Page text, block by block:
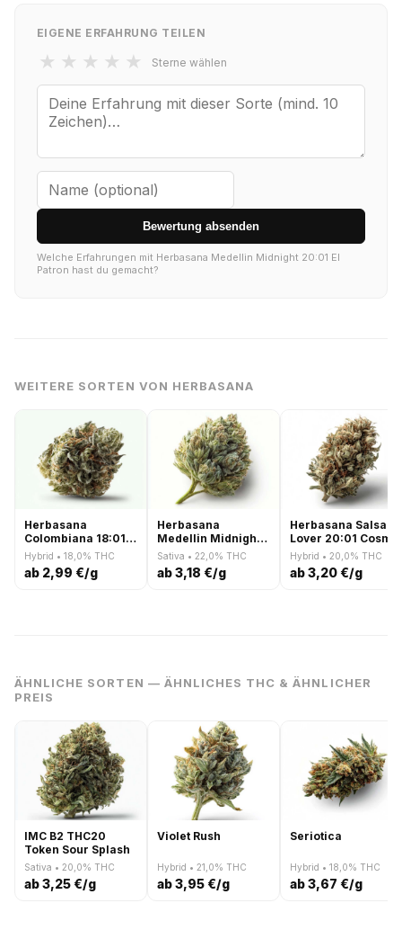
EIGENE ERFAHRUNG TEILEN
★ ★ ★ ★ ★ Sterne wählen
Bewertung absenden
Welche Erfahrungen mit Herbasana Medellin Midnight 20:01 El
Patron hast du gemacht?
WEITERE SORTEN VON HERBASANA
Herbasana
Colombiana 18:01
Apple Soda
Hybrid • 18,0% THC
ab 2,99 €/g
Herbasana
Medellin Midnight
22:01 El Patron
Sativa • 22,0% THC
ab 3,18 €/g
Herbasana Salsa
Lover 20:01 Cosmic
Soda
Hybrid • 20,0% THC
ab 3,20 €/g
ÄHNLICHE SORTEN — ÄHNLICHES THC & ÄHNLICHER
PREIS
IMC B2 THC20
Token Sour Splash
Sativa • 20,0% THC
ab 3,25 €/g
Violet Rush
Hybrid • 21,0% THC
ab 3,95 €/g
Seriotica
Hybrid • 18,0% THC
ab 3,67 €/g